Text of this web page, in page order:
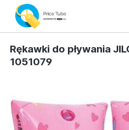
Rękawki do pływania
1051079